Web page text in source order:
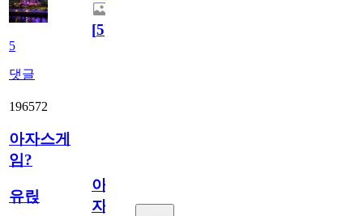
5
댓글
[5]
196572
아자스게
임?
유릱
아
자